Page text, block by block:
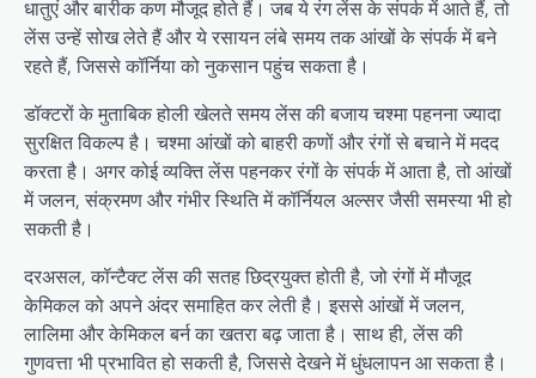
धातुएं और बारीक कण मौजूद होते हैं। जब ये रंग लेंस के संपर्क में आते हैं, तो
लेंस उन्हें सोख लेते हैं और ये रसायन लंबे समय तक आंखों के संपर्क में बने
रहते हैं, जिससे कॉर्निया को नुकसान पहुंच सकता है।
डॉक्टरों के मुताबिक होली खेलते समय लेंस की बजाय चश्मा पहनना ज्यादा
सुरक्षित विकल्प है। चश्मा आंखों को बाहरी कणों और रंगों से बचाने में मदद
करता है। अगर कोई व्यक्ति लेंस पहनकर रंगों के संपर्क में आता है, तो आंखों
में जलन, संक्रमण और गंभीर स्थिति में कॉर्नियल अल्सर जैसी समस्या भी हो
सकती है।
दरअसल, कॉन्टैक्ट लेंस की सतह छिद्रयुक्त होती है, जो रंगों में मौजूद
केमिकल को अपने अंदर समाहित कर लेती है। इससे आंखों में जलन,
लालिमा और केमिकल बर्न का खतरा बढ़ जाता है। साथ ही, लेंस की
गुणवत्ता भी प्रभावित हो सकती है, जिससे देखने में धुंधलापन आ सकता है।